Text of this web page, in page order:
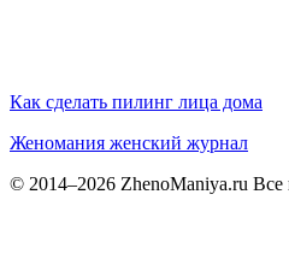
Как сделать пилинг лица дома
Женомания женский журнал
© 2014–2026 ZhenoManiya.ru